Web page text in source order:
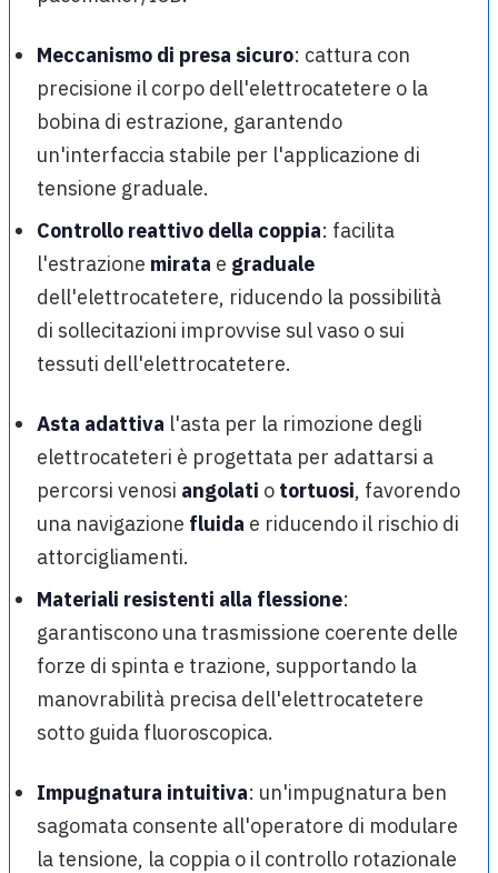
Meccanismo di presa sicuro: cattura con
precisione il corpo dell'elettrocatetere o la
bobina di estrazione, garantendo
un'interfaccia stabile per l'applicazione di
tensione graduale.
Controllo reattivo della coppia: facilita
l'estrazione mirata e graduale
dell'elettrocatetere, riducendo la possibilità
di sollecitazioni improvvise sul vaso o sui
tessuti dell'elettrocatetere.
Asta adattiva l'asta per la rimozione degli
elettrocateteri è progettata per adattarsi a
percorsi venosi angolati o tortuosi, favorendo
una navigazione fluida e riducendo il rischio di
attorcigliamenti.
Materiali resistenti alla flessione:
garantiscono una trasmissione coerente delle
forze di spinta e trazione, supportando la
manovrabilità precisa dell'elettrocatetere
sotto guida fluoroscopica.
Impugnatura intuitiva: un'impugnatura ben
sagomata consente all'operatore di modulare
la tensione, la coppia o il controllo rotazionale